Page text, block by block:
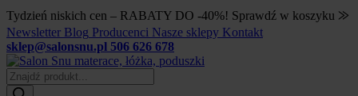
Tydzień niskich cen – RABATY DO -40%! Sprawdź w koszyku ⨠
Newsletter Blog Producenci Nasze sklepy Kontakt
sklep@salonsnu.pl 506 626 678
Wyszukiwarka
produktów